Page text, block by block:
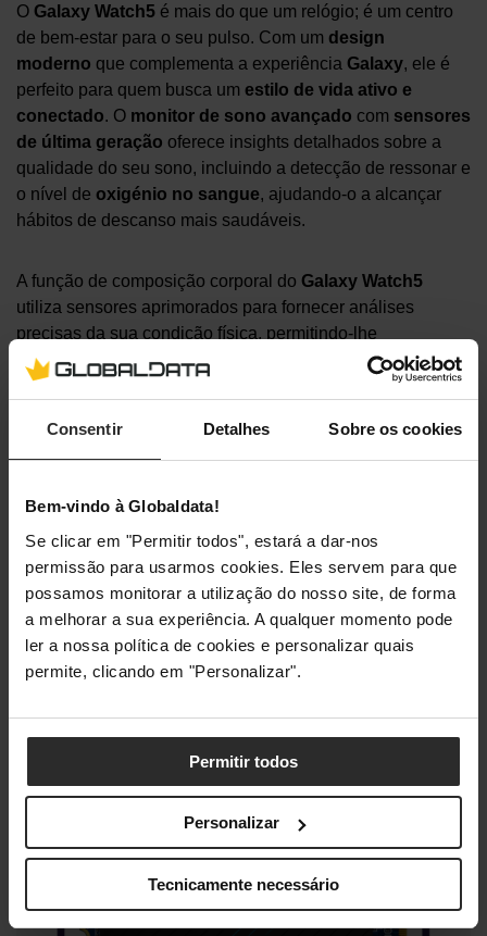
Consentir Detalhes Sobre os cookies
Bem-vindo à Globaldata!
Se clicar em "Permitir todos", estará a dar-nos
permissão para usarmos cookies. Eles servem para que
possamos monitorar a utilização do nosso site, de forma
a melhorar a sua experiência. A qualquer momento pode
ler a nossa política de cookies e personalizar quais
permite, clicando em "Personalizar".
Permitir todos
Personalizar
Tecnicamente necessário
O Galaxy Watch5 é mais do que um relógio; é um centro
de bem-estar para o seu pulso. Com um design
moderno que complementa a experiência Galaxy, ele é
perfeito para quem busca um estilo de vida ativo e
conectado. O monitor de sono avançado com sensores
de última geração oferece insights detalhados sobre a
qualidade do seu sono, incluindo a detecção de ressonar e
o nível de oxigénio no sangue, ajudando-o a alcançar
hábitos de descanso mais saudáveis.
A função de composição corporal do Galaxy Watch5
utiliza sensores aprimorados para fornecer análises
precisas da sua condição física, permitindo-lhe
estabelecer programas de treino personalizados. Além
disso, as funcionalidades avançadas como a medição da
mantêm-no seguro e informado sobre a sua saúde em
tempo real eleve a sua saúde e estilo de vida!
PNY SSD 1TB M.2